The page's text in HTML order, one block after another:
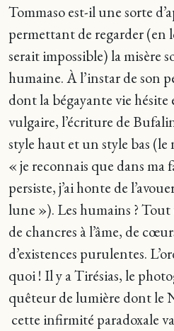
Tommaso est-il une sorte
permettant de regarder (en
serait impossible) la misère
humaine. À l’instar de son
dont la bégayante vie
vulgaire, l’écriture de
style haut et un style bas
« je reconnais que dans ma
persiste, j’ai honte de
lune »). Les humains ?
de chancres à l’âme, de
d’existences purulentes.
quoi ! Il y a Tirésias, le
quêteur de lumière dont le
cette infirmité paradoxale